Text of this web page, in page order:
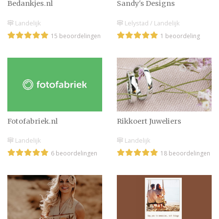
Bedankjes.nl
Landelijk
15 beoordelingen
Sandy's Designs
Lelystad / Landelijk
1 beoordeling
Fotofabriek.nl
Landelijk
6 beoordelingen
Rikkoert Juweliers
Landelijk
18 beoordelingen
Wat zet je op de envelop
Valentijnsdag 2025: dé
dag om je lief te
verrassen
De beste cadeau-ideeën
voor adrenalinejunks
De beste cadeau-ideeën
voor foodies